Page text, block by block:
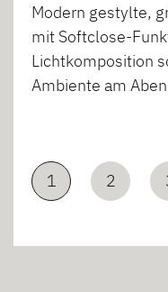
Modern gestylte,
mit Softclose-
Lichtkomposition
Ambiente am
1 2